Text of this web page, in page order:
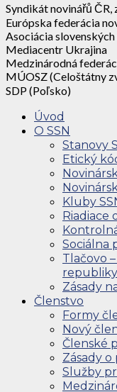
Syndikát novinářů ČR,
Európska federácia
Asociácia
Mediacentr Ukrajina
Medzinárodná
MÚOSZ (Celoštátny
SDP (Poľsko)
Úvod
O SSN
Stanovy
Etický
Kluby
Riadiace
Sociálna
Tlačovo
republiky
Zásady
Členstvo
Formy
Nový
Členské
Zásady
Služby